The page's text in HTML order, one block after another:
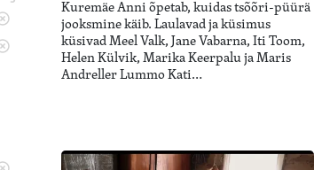
Kuremäe Anni õpetab, kuidas tsõõri-püürä
jooksmine käib. Laulavad ja küsimus
küsivad Meel Valk, Jane Vabarna, Iti Toom,
Helen Külvik, Marika Keerpalu ja Maris
Andreller Lummo Kati…